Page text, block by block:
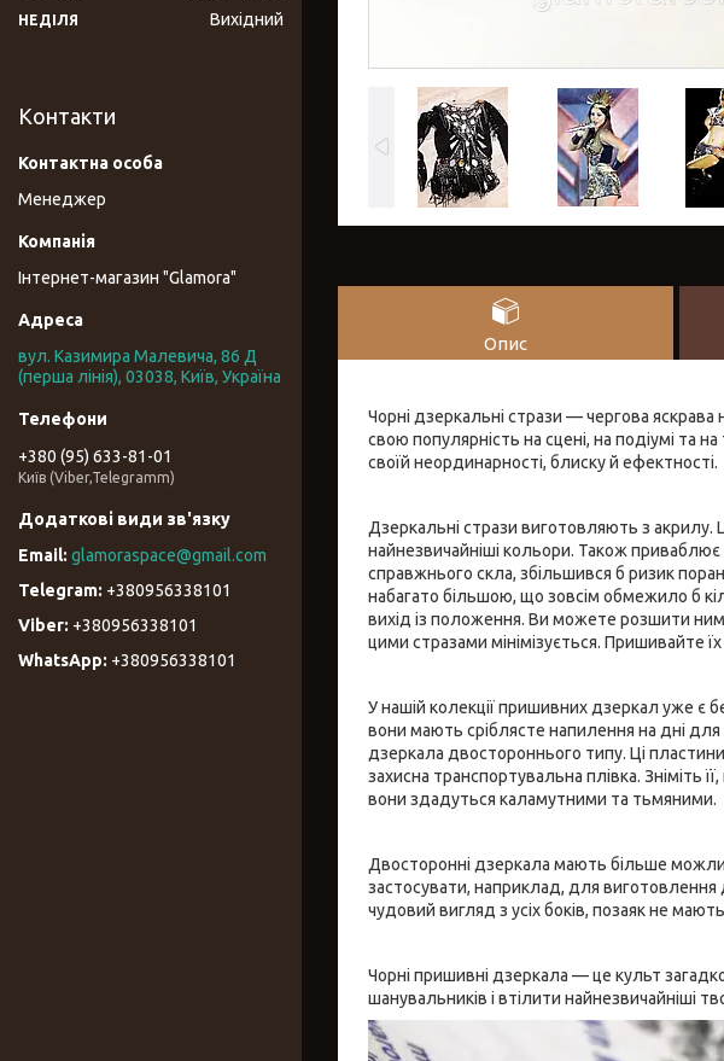
Опис
Чорні дзеркальні стрази — чергова
свою популярність на сцені, на подіумі та
своїй неординарності, блиску й ефектності.
Дзеркальні стрази виготовляють з акрилу.
найнезвичайніші кольори. Також
справжнього скла, збільшився б ризик
набагато більшою, що зовсім обмежило б
вихід із положення. Ви можете розшити
цими стразами мінімізується. Пришивайте
У нашій колекції пришивних дзеркал уже є
вони мають сріблясте напилення на дні
дзеркала двостороннього типу. Ці
захисна транспортувальна плівка. Зніміть
вони здадуться каламутними та тьмяними.
Двосторонні дзеркала мають більше
застосувати, наприклад, для
чудовий вигляд з усіх боків, позаяк не
Чорні пришивні дзеркала — це культ
шанувальників і втілити найнезвичайніші
НЕДІЛЯ Вихідний
Контакти
Менеджер
Інтернет-магазин "Glamora"
вул. Казимира Малевича, 86 Д
(перша лінія), 03038, Київ, Україна
+380 (95) 633-81-01
Київ (Viber,Telegramm)
glamoraspace@gmail.com
+380956338101
+380956338101
+380956338101